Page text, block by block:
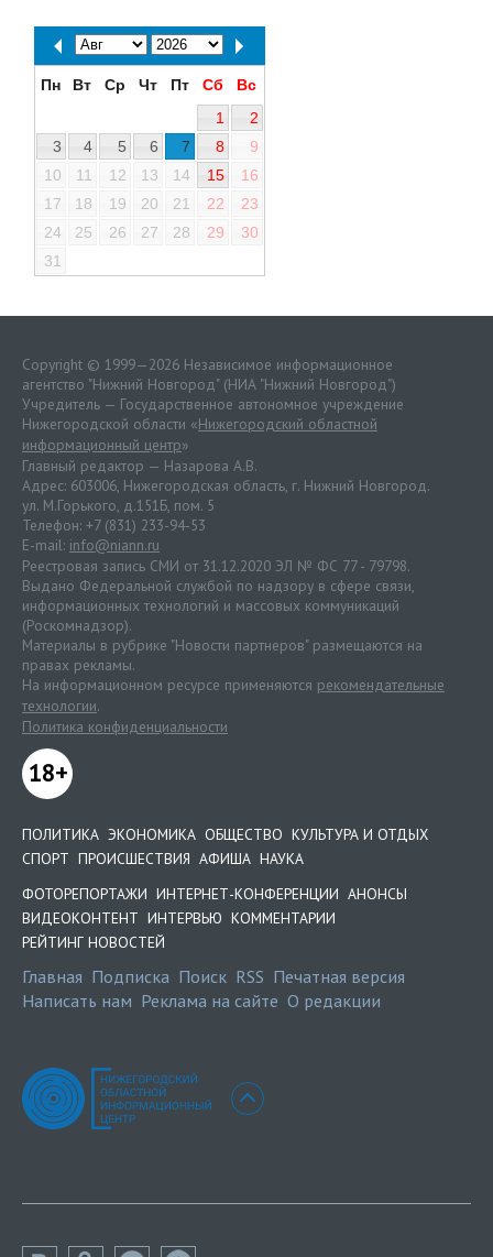
Пн Вт Ср Чт Пт Сб
Вс
1
2
3
4 5 6 7 8
9
10
11 12 13 14 15
16
17
18 19 20 21 22
23
24
25 26 27 28 29
30
31
Copyright © 1999—2026 Независимое информационное
агентство "Нижний Новгород" (НИА "Нижний Новгород")
Учредитель — Государственное автономное учреждение
Нижегородской области «Нижегородский областной
информационный центр»
Главный редактор — Назарова А.В.
Адрес: 603006, Нижегородская область, г. Нижний Новгород.
ул. М.Горького, д.151Б, пом. 5
Телефон: +7 (831) 233-94-53
E-mail: info@niann.ru
Реестровая запись СМИ от 31.12.2020 ЭЛ № ФС 77 - 79798.
Выдано Федеральной службой по надзору в сфере связи,
информационных технологий и массовых коммуникаций
(Роскомнадзор).
Материалы в рубрике "Новости партнеров" размещаются на
правах рекламы.
На информационном ресурсе применяются рекомендательные
технологии.
Политика конфиденциальности
18+
ПОЛИТИКА ЭКОНОМИКА ОБЩЕСТВО КУЛЬТУРА И ОТДЫХ
СПОРТ ПРОИСШЕСТВИЯ АФИША НАУКА
ФОТОРЕПОРТАЖИ ИНТЕРНЕТ-КОНФЕРЕНЦИИ АНОНСЫ
ВИДЕОКОНТЕНТ ИНТЕРВЬЮ КОММЕНТАРИИ
РЕЙТИНГ НОВОСТЕЙ
Главная Подписка Поиск RSS Печатная версия
Написать нам Реклама на сайте О редакции